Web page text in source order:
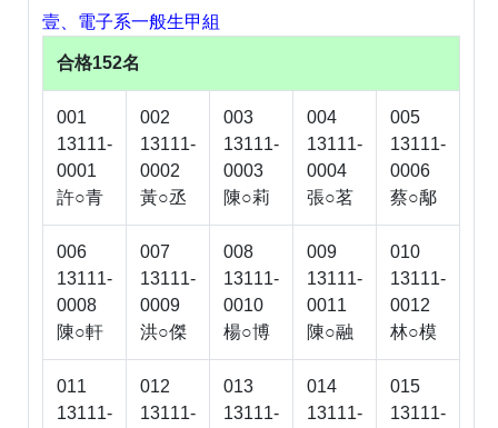
壹、電子系一般生甲組
合格152名
001
13111-
0001
許○青
002
13111-
0002
黃○丞
003
13111-
0003
陳○莉
004
13111-
0004
張○茗
005
13111-
0006
蔡○鄅
006
13111-
0008
陳○軒
007
13111-
0009
洪○傑
008
13111-
0010
楊○博
009
13111-
0011
陳○融
010
13111-
0012
林○模
011
13111-
012
13111-
013
13111-
014
13111-
015
13111-